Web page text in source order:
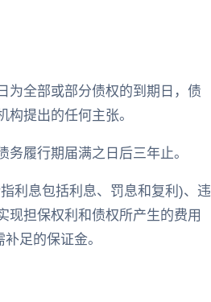
为全部或部分债权的到期日，债
提出的任何主张。
履行期届满之日后三年止。
利息包括利息、罚息和复利)、违
现担保权利和债权所产生的费用
足的保证金。